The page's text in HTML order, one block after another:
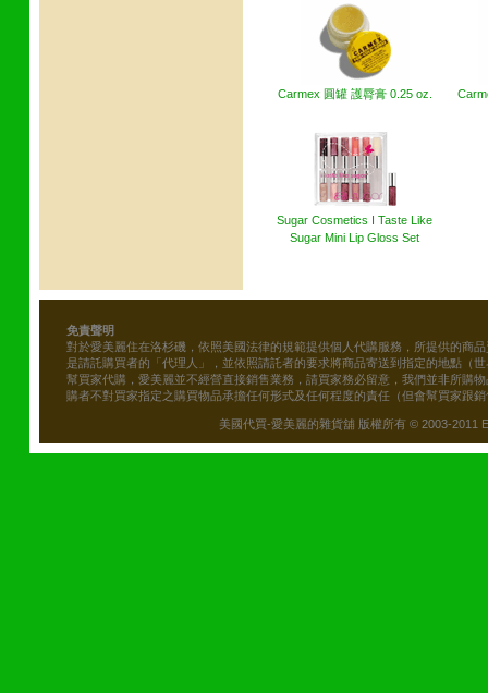
Carmex 圓罐 護脣膏 0.25 oz.
Sugar Cosmetics I Taste Like
Sugar Mini Lip Gloss Set
免責聲明
對於愛美麗住在洛杉磯，依照美國法律的規範提供個人代購服務，所提供的商
是請託購買者的「代理人」，並依照請託者的要求將商品寄送到指定的地點（
幫買家代購，愛美麗並不經營直接銷售業務，請買家務必留意，我們並非所購
購者不對買家指定之購買物品承擔任何形式及任何程度的責任（但會幫買家跟
美國代買-愛美麗的雜貨舖 版權所有 © 2003-2011